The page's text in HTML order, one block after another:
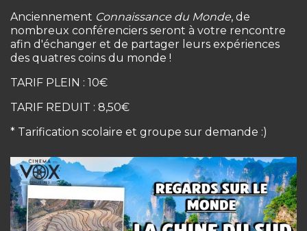
Anciennement Connaissance du Monde, de
nombreux conférenciers seront à votre rencontre
afin d'échanger et de partager leurs expériences
des quatres coins du monde !
TARIF PLEIN : 10€
TARIF REDUIT : 8,50€
* Tarification scolaire et groupe sur demande :)